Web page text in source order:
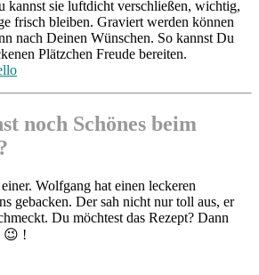
kannst sie luftdicht verschließen, wichtig,
frisch bleiben. Graviert werden können
nach Deinen Wünschen. So kannst Du
Plätzchen Freude bereiten.
noch Schönes beim
Wolfgang hat einen leckeren
gebacken. Der sah nicht nur toll aus, er
Du möchtest das Rezept? Dann
😉 !